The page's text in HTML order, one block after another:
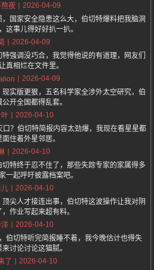
夜
2026-04-09
国家安全隐患这么大，伯切特爆料把我脑洞
这事儿得好好扒一扒。
2026-04-09
强调没巧合，我觉得他说的有道理，网友们
真相烂在文件里。
2026-04-09
实版更狠，五名科学家全涉外太空研究，伯
开全国都得乱套。
2026-04-10
？伯切特简报内容太劲爆，我现在看星星都
住着外星邻居。
2026-04-10
特终于忍不住了，那些失踪专家的家属得多
一起呼吁披露档案吧。
2026-04-10
尖人才接连出事，伯切特这波操作让我对阴
作业写起来超有料。
2026-04-10
伯切特听完简报睡不着，我今晚估计也得失
讨论讨论这猫腻。
了
2026-04-10